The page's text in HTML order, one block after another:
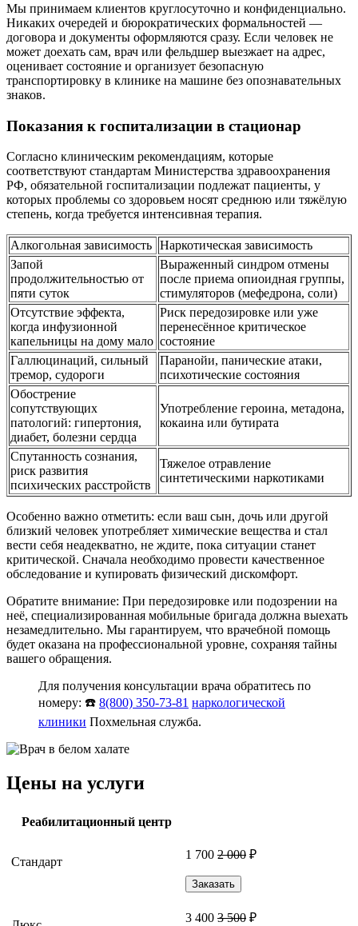
Мы принимаем клиентов круглосуточно и конфиденциально.
Никаких очередей и бюрократических формальностей —
договора и документы оформляются сразу. Если человек не
может доехать сам, врач или фельдшер выезжает на адрес,
оценивает состояние и организует безопасную
транспортировку в клинике на машине без опознавательных
знаков.
Показания к госпитализации в стационар
Согласно клиническим рекомендациям, которые
соответствуют стандартам Министерства здравоохранения
РФ, обязательной госпитализации подлежат пациенты, у
которых проблемы со здоровьем носят среднюю или тяжёлую
степень, когда требуется интенсивная терапия.
Алкогольная зависимость Наркотическая зависимость
Запой
продолжительностью от
пяти суток
Выраженный синдром отмены
после приема опиоидная группы,
стимуляторов (мефедрона, соли)
Отсутствие эффекта,
когда инфузионной
капельницы на дому мало
Риск передозировке или уже
перенесённое критическое
состояние
Галлюцинаций, сильный
тремор, судороги
Паранойи, панические атаки,
психотические состояния
Обострение
сопутствующих
патологий: гипертония,
диабет, болезни сердца
Употребление героина, метадона,
кокаина или бутирата
Спутанность сознания,
риск развития
психических расстройств
Тяжелое отравление
синтетическими наркотиками
Особенно важно отметить: если ваш сын, дочь или другой
близкий человек употребляет химические вещества и стал
вести себя неадекватно, не ждите, пока ситуации станет
критической. Сначала необходимо провести качественное
обследование и купировать физический дискомфорт.
Обратите внимание: При передозировке или подозрении на
неё, специализированная мобильные бригада должна выехать
незамедлительно. Мы гарантируем, что врачебной помощь
будет оказана на профессиональной уровне, сохраняя тайны
вашего обращения.
Для получения консультации врача обратитесь по
номеру: ☎️ 8(800) 350-73-81 наркологической
клиники Похмельная служба.
Цены на услуги
Реабилитационный центр
Стандарт
1 700 2 000 ₽
Заказать
3 400 3 500 ₽